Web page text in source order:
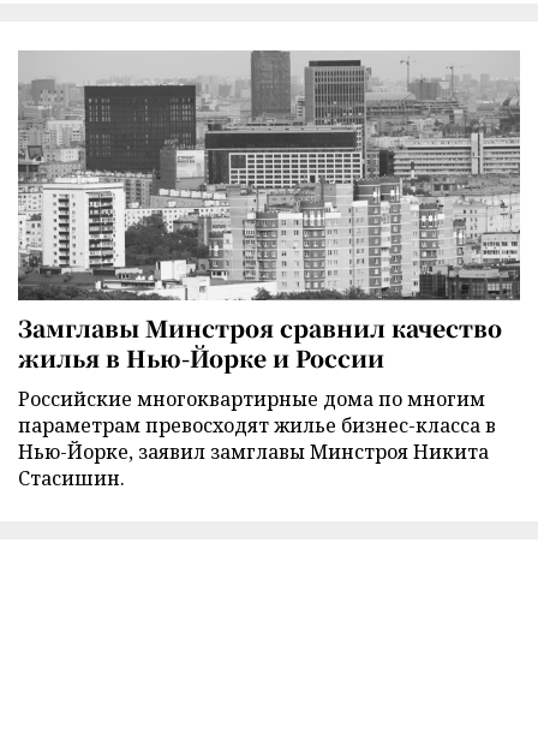
Замглавы Минстроя сравнил качество
жилья в Нью-Йорке и России
Российские многоквартирные дома по многим
параметрам превосходят жилье бизнес-класса в
Нью-Йорке, заявил замглавы Минстроя Никита
Стасишин.